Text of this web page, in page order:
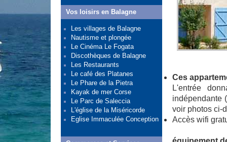
Ces
L'entrée
indépendante
voir photos ci-
Accès wifi
Vos loisirs en Balagne
Les villages de Balagne
Nautisme et plongée
Le Cinéma Le Fogata
Discothèques de Balagne
Les Restaurants
Le café des Platanes
Le Phare de la Pietra
Kayak de mer Corse
Le Parc de Saleccia
L'église de la Miséricorde
Eglise Immaculée Conception